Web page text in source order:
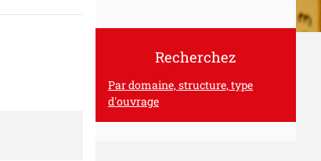
Recherchez
Par domaine, structure, type
d'ouvrage